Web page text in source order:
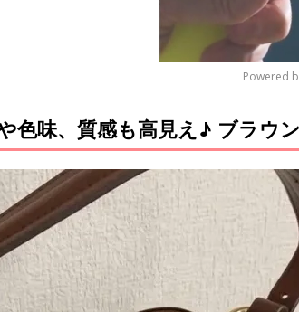
Powered
色味、質感も高見え♪ ブラウ